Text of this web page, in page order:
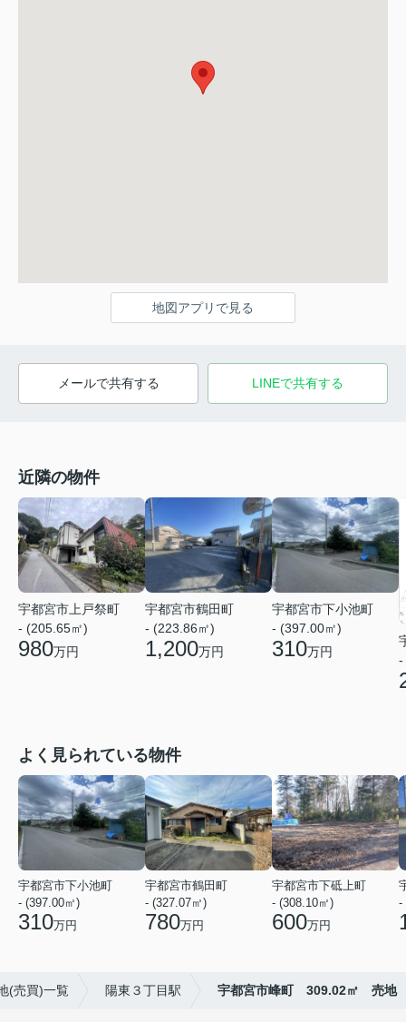
地図アプリで見る
メールで共有する LINEで共有する
近隣の物件
宇都宮市上戸祭町
- (205.65㎡)
980万円
宇都宮市鶴田町
- (223.86㎡)
1,200万円
宇都宮市下小池町
- (397.00㎡)
310万円
-
よく見られている物件
宇都宮市下小池町
- (397.00㎡)
310万円
宇都宮市鶴田町
- (327.07㎡)
780万円
宇都宮市下砥上町
- (308.10㎡)
600万円
-
(売買)一覧 陽東３丁目駅 宇都宮市峰町 309.02㎡ 売地